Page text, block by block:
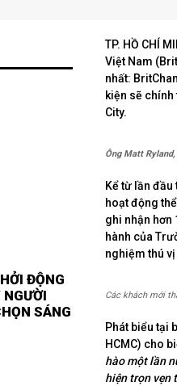
ĐỘNG
SÁNG
TP. HỒ CHÍ
Việt Nam
nhất:
kiện sẽ chính
City.
Ông Matt
Kể từ lần
hoạt động
ghi nhận hơn
hành của
nghiệm thú
Các khách mới
Phát biểu tại
HCMC) cho
hào một lần
hiện trọn vẹn